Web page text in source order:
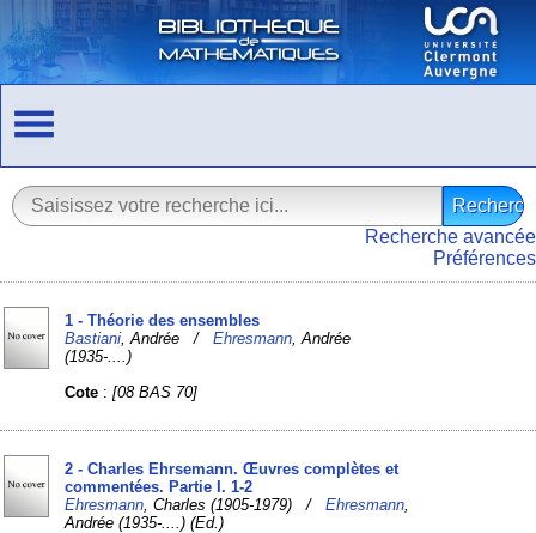
Recherche avancée
Préférences
1 - Théorie des ensembles
Bastiani , Andrée /Ehresmann , Andrée
(1935-....)
Cote :[08 BAS 70]
2 - Charles Ehrsemann. Œuvres complètes et
commentées. Partie I. 1-2
Ehresmann , Charles (1905-1979) /Ehresmann
Andrée (1935-....) (Ed.)